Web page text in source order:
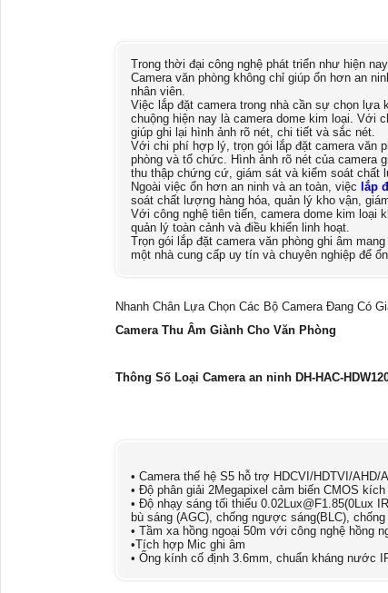
Trong thời đại công nghệ phát triển như hiện
Camera văn phòng không chỉ giúp ổn hơn an
nhân viên.
Việc lắp đặt camera trong nhà cần sự chọn
chuộng hiện nay là camera dome kim loại. Với
giúp ghi lại hình ảnh rõ nét, chi tiết và sắc nét.
Với chi phí hợp lý, trọn gói lắp đặt camera văn
phòng và tổ chức. Hình ảnh rõ nét của camera
thu thập chứng cứ, giám sát và kiểm soát chất
Ngoài việc ổn hơn an ninh và an toàn, việc lắp
soát chất lượng hàng hóa, quản lý kho vận,
Với công nghệ tiên tiến, camera dome kim loại
quản lý toàn cảnh và điều khiển linh hoạt.
Trọn gói lắp đặt camera văn phòng ghi âm
một nhà cung cấp uy tín và chuyên nghiệp để
Nhanh Chân Lựa Chọn Các Bộ Camera Đang Có
Camera Thu Âm Giành Cho Văn Phòng
Thông Số Loại Camera an ninh DH-HAC-
• Camera thế hệ S5 hỗ trợ HDCVI/HDTVI/
• Độ phân giải 2Megapixel cảm biến CMOS
• Độ nhạy sáng tối thiểu 0.02Lux@F1.85(0Lux
bù sáng (AGC), chống ngược sáng(BLC), chống
• Tầm xa hồng ngoại 50m với công nghệ hồng
•Tích hợp Mic ghi âm
• Ống kính cố định 3.6mm, chuẩn kháng nước